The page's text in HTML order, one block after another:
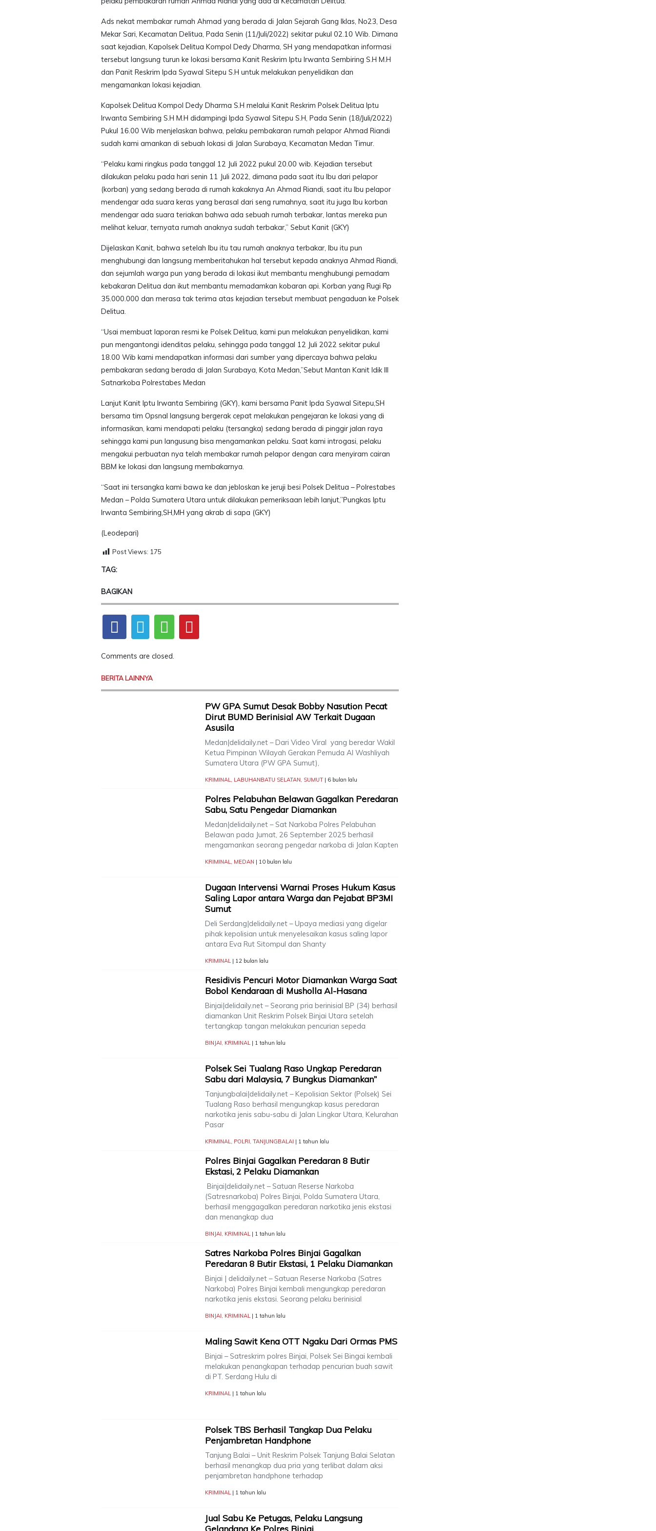
Ads nekat membakar rumah Ahmad yang berada di Jalan Sejarah Gang Iklas, No23, Desa
Mekar Sari, Kecamatan Delitua, Pada Senin (11/Juli/2022) sekitar pukul 02.10 Wib. Dimana
saat kejadian, Kapolsek Delitua Kompol Dedy Dharma, SH yang mendapatkan informasi
tersebut langsung turun ke lokasi bersama Kanit Reskrim Iptu Irwanta Sembiring S.H M.H
dan Panit Reskrim Ipda Syawal Sitepu S.H untuk melakukan penyelidikan dan
mengamankan lokasi kejadian.
Kapolsek Delitua Kompol Dedy Dharma S.H melalui Kanit Reskrim Polsek Delitua Iptu
Irwanta Sembiring S.H M.H didampingi Ipda Syawal Sitepu S.H, Pada Senin (18/Juli/2022)
Pukul 16.00 Wib menjelaskan bahwa, pelaku pembakaran rumah pelapor Ahmad Riandi
sudah kami amankan di sebuah lokasi di Jalan Surabaya, Kecamatan Medan Timur.
“Pelaku kami ringkus pada tanggal 12 Juli 2022 pukul 20.00 wib. Kejadian tersebut
dilakukan pelaku pada hari senin 11 Juli 2022, dimana pada saat itu Ibu dari pelapor
(korban) yang sedang berada di rumah kakaknya An Ahmad Riandi, saat itu Ibu pelapor
mendengar ada suara keras yang berasal dari seng rumahnya, saat itu juga Ibu korban
mendengar ada suara teriakan bahwa ada sebuah rumah terbakar, lantas mereka pun
melihat keluar, ternyata rumah anaknya sudah terbakar,” Sebut Kanit (GKY)
Dijelaskan Kanit, bahwa setelah Ibu itu tau rumah anaknya terbakar, Ibu itu pun
menghubungi dan langsung memberitahukan hal tersebut kepada anaknya Ahmad Riandi,
dan sejumlah warga pun yang berada di lokasi ikut membantu menghubungi pemadam
kebakaran Delitua dan ikut membantu memadamkan kobaran api. Korban yang Rugi Rp
35.000.000 dan merasa tak terima atas kejadian tersebut membuat pengaduan ke Polsek
Delitua.
“Usai membuat laporan resmi ke Polsek Delitua, kami pun melakukan penyelidikan, kami
pun mengantongi idenditas pelaku, sehingga pada tanggal 12 Juli 2022 sekitar pukul
18.00 Wib kami mendapatkan informasi dari sumber yang dipercaya bahwa pelaku
pembakaran sedang berada di Jalan Surabaya, Kota Medan,”Sebut Mantan Kanit Idik III
Satnarkoba Polrestabes Medan
Lanjut Kanit Iptu Irwanta Sembiring (GKY), kami bersama Panit Ipda Syawal Sitepu,SH
bersama tim Opsnal langsung bergerak cepat melakukan pengejaran ke lokasi yang di
informasikan, kami mendapati pelaku (tersangka) sedang berada di pinggir jalan raya
sehingga kami pun langusung bisa mengamankan pelaku. Saat kami introgasi, pelaku
mengakui perbuatan nya telah membakar rumah pelapor dengan cara menyiram cairan
BBM ke lokasi dan langsung membakarnya.
“Saat ini tersangka kami bawa ke dan jebloskan ke jeruji besi Polsek Delitua – Polrestabes
Medan – Polda Sumatera Utara untuk dilakukan pemeriksaan lebih lanjut,”Pungkas Iptu
Irwanta Sembiring,SH,MH yang akrab di sapa (GKY)
(Leodepari)
Post Views: 175
TAG:
BAGIKAN
Comments are closed.
BERITA LAINNYA
PW GPA Sumut Desak Bobby Nasution Pecat
Dirut BUMD Berinisial AW Terkait Dugaan
Asusila
Medan|delidaily.net – Dari Video Viral yang beredar Wakil
Ketua Pimpinan Wilayah Gerakan Pemuda Al Washliyah
Sumatera Utara (PW GPA Sumut),
KRIMINAL, LABUHANBATU SELATAN, SUMUT | 6 bulan lalu
Polres Pelabuhan Belawan Gagalkan Peredaran
Sabu, Satu Pengedar Diamankan
Medan|delidaily.net – Sat Narkoba Polres Pelabuhan
Belawan pada Jumat, 26 September 2025 berhasil
mengamankan seorang pengedar narkoba di Jalan Kapten
KRIMINAL, MEDAN | 10 bulan lalu
Dugaan Intervensi Warnai Proses Hukum Kasus
Saling Lapor antara Warga dan Pejabat BP3MI
Sumut
Deli Serdang|delidaily.net – Upaya mediasi yang digelar
pihak kepolisian untuk menyelesaikan kasus saling lapor
antara Eva Rut Sitompul dan Shanty
KRIMINAL | 12 bulan lalu
Residivis Pencuri Motor Diamankan Warga Saat
Bobol Kendaraan di Musholla Al-Hasana
Binjai|delidaily.net – Seorang pria berinisial BP (34) berhasil
diamankan Unit Reskrim Polsek Binjai Utara setelah
tertangkap tangan melakukan pencurian sepeda
BINJAI, KRIMINAL | 1 tahun lalu
Polsek Sei Tualang Raso Ungkap Peredaran
Sabu dari Malaysia, 7 Bungkus Diamankan”
Tanjungbalai|delidaily.net – Kepolisian Sektor (Polsek) Sei
Tualang Raso berhasil mengungkap kasus peredaran
narkotika jenis sabu-sabu di Jalan Lingkar Utara, Kelurahan
Pasar
KRIMINAL, POLRI,TANJUNGBALAI | 1 tahun lalu
Polres Binjai Gagalkan Peredaran 8 Butir
Ekstasi, 2 Pelaku Diamankan
Binjai|delidaily.net – Satuan Reserse Narkoba
(Satresnarkoba) Polres Binjai, Polda Sumatera Utara,
berhasil menggagalkan peredaran narkotika jenis ekstasi
dan menangkap dua
BINJAI, KRIMINAL | 1 tahun lalu
Satres Narkoba Polres Binjai Gagalkan
Peredaran 8 Butir Ekstasi, 1 Pelaku Diamankan
Binjai | delidaily.net – Satuan Reserse Narkoba (Satres
Narkoba) Polres Binjai kembali mengungkap peredaran
narkotika jenis ekstasi. Seorang pelaku berinisial
BINJAI, KRIMINAL | 1 tahun lalu
Maling Sawit Kena OTT Ngaku Dari Ormas PMS
Binjai – Satreskrim polres Binjai, Polsek Sei Bingai kembali
melakukan penangkapan terhadap pencurian buah sawit
di PT. Serdang Hulu di
KRIMINAL | 1 tahun lalu
Polsek TBS Berhasil Tangkap Dua Pelaku
Penjambretan Handphone
Tanjung Balai – Unit Reskrim Polsek Tanjung Balai Selatan
berhasil menangkap dua pria yang terlibat dalam aksi
penjambretan handphone terhadap
KRIMINAL | 1 tahun lalu
Jual Sabu Ke Petugas, Pelaku Langsung
Gelandang Ke Polres Binjai